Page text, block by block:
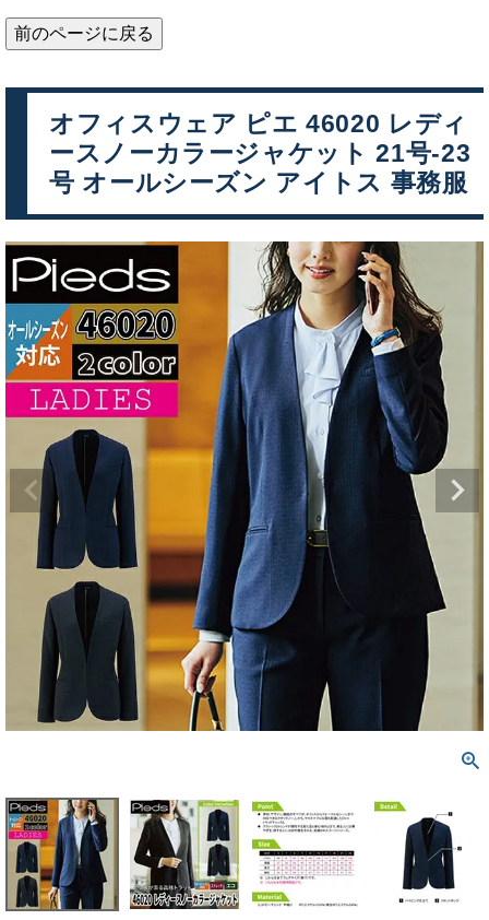
前のページに戻る
オフィスウェア ピエ 46020 レディ
ースノーカラージャケット 21号-23
号 オールシーズン アイトス 事務服